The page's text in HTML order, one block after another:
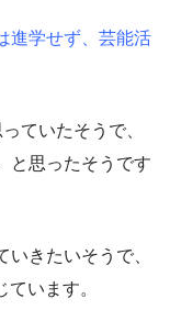
進学せず、芸能活
ていたそうで、
と思ったそうです
きたいそうで、
います。